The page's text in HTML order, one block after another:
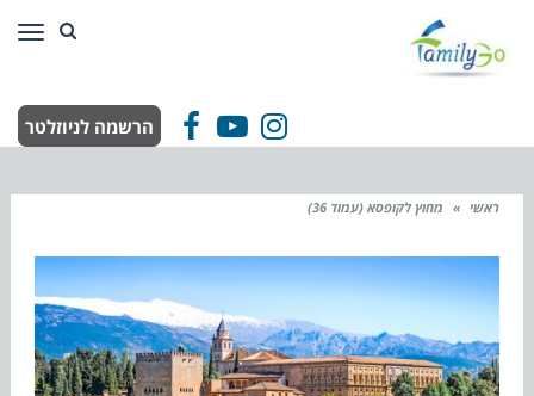
Facebook
YouTube
Instagram הרשמה לניוזלטר
ראשי » מחוץ לקופסא (עמוד 36)